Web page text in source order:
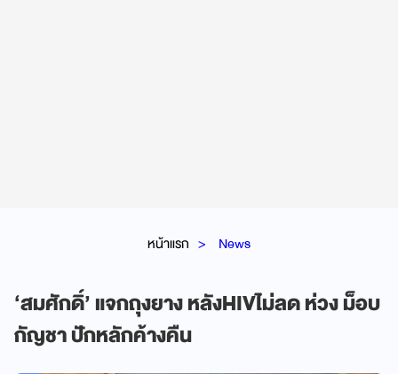
หน้าแรก News
‘สมศักดิ์’ แจกถุงยาง หลังHIVไม่ลด ห่วง ม็อบ
กัญชา ปักหลักค้างคืน